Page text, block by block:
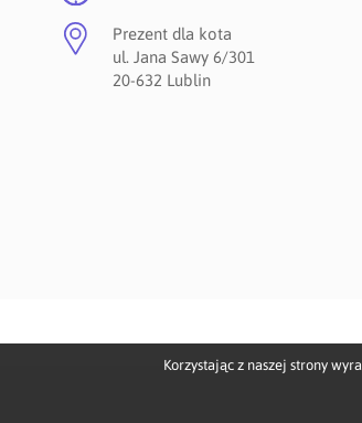
Prezent dla kota
ul. Jana Sawy 6/301
20-632 Lublin
Korzystając z naszej strony